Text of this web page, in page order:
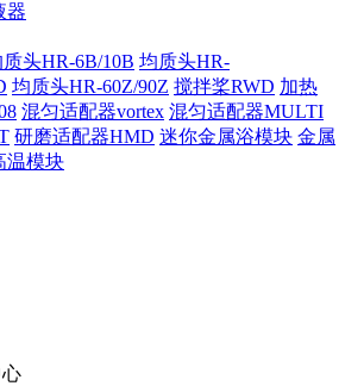
器
头HR-6B/10B 均质头HR-
均质头HR-60Z/90Z 搅拌桨RWD 加热
混匀适配器vortex 混匀适配器MULTI
研磨适配器HMD 迷你金属浴模块 金属
温模块